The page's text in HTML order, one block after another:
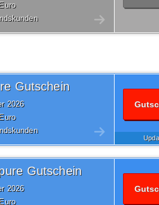
Gutschein
2026
Gutschein
2026